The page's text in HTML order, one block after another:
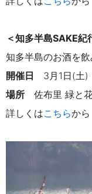
＜知多半島SAKE
知多半島のお酒を飲
開催日 3月1日(土)
場所 佐布里 緑と
詳しくはこちらから